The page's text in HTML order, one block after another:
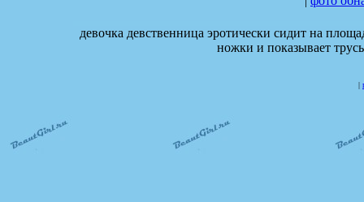
девочка девственница эротически сидит на
ножки и показывает
|